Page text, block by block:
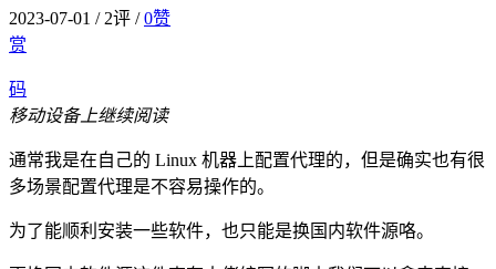
2023-07-01 / 2评 /0赞
赏
码
移动设备上继续阅读
通常我是在自己的 Linux 机器上配置代理的，但是确实也有很
多场景配置代理是不容易操作的。
为了能顺利安装一些软件，也只能是换国内软件源咯。